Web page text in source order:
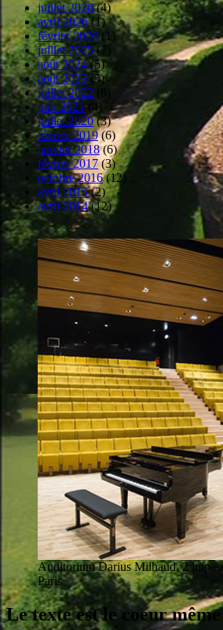
juillet 2026(4)
avril 2026(1)
février 2026(1)
juillet 2025(7)
août 2024(5)
août 2023 (5)
juillet 2022
juin 2021 (4)
juillet 2020(3)
février 2019(6)
janvier 2018(6)
février 2017(3)
octobre 2016(12)
avril 2015(2)
avril 2014(12)
Auditorium Darius Milhaud, 2
Paris
Le texte est le coeur même